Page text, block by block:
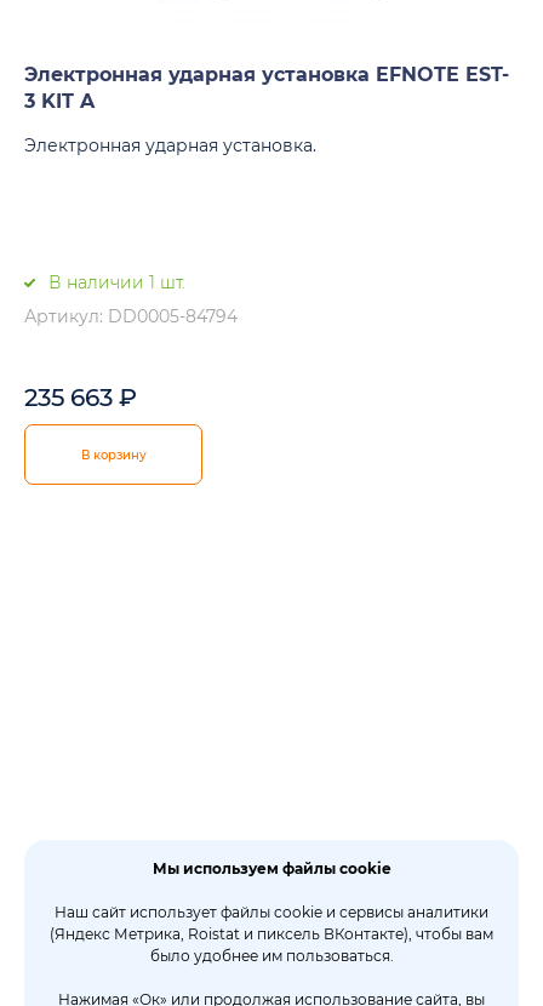
Электронная ударная установка EFNOTE EST-
3 KIT A
Электронная ударная установка.
В наличии 1 шт.
Артикул: DD0005-84794
235 663 ₽
В корзину
Мы используем файлы cookie
Наш сайт использует файлы cookie и сервисы аналитики
(Яндекс Метрика, Roistat и пиксель ВКонтакте), чтобы вам
было удобнее им пользоваться.
Нажимая «Ок» или продолжая использование сайта, вы